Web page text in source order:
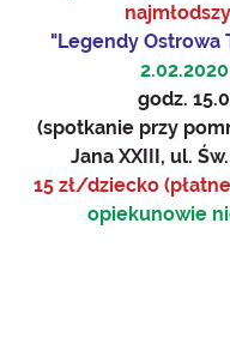
"Legendy Ostrowa
2.02.2020
godz.
(spotkanie przy
Jana XXIII, ul.
15 zł/dziecko
opiekunowie